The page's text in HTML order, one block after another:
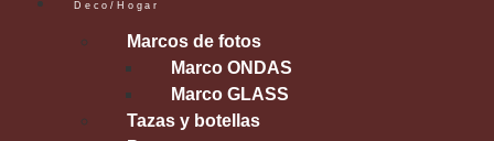
Deco/Hogar
Marcos de fotos
Marco ONDAS
Marco GLASS
Tazas y botellas